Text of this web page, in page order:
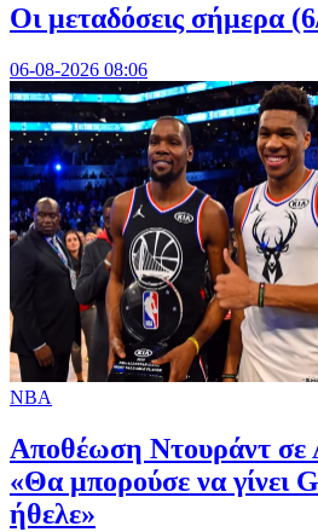
Οι μεταδόσεις σήμερα
06-08-2026 08:06
NBA
Αποθέωση Ντουράντ σε
«Θα μπορούσε να γίνει
ήθελε»